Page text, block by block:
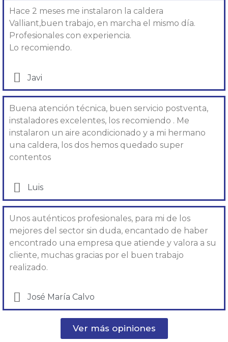
Hace 2 meses me instalaron la caldera
Valliant,buen trabajo, en marcha el mismo día.
Profesionales con experiencia.
Lo recomiendo.
Javi
Buena atención técnica, buen servicio postventa,
instaladores excelentes, los recomiendo . Me
instalaron un aire acondicionado y a mi hermano
una caldera, los dos hemos quedado super
contentos
Luis
Unos auténticos profesionales, para mi de los
mejores del sector sin duda, encantado de haber
encontrado una empresa que atiende y valora a su
cliente, muchas gracias por el buen trabajo
realizado.
José María Calvo
Ver más opiniones